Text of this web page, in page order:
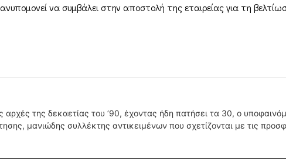
να συμβάλει στην αποστολή της εταιρείας για τη
αρχές της δεκαετίας του ’90, έχοντας ήδη πατήσει τα 30, ο
μανιώδης συλλέκτης αντικειμένων που σχετίζονται με τις